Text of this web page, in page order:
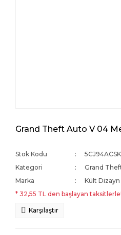
Grand Theft Auto V 04
Stok Kodu
Kategori
Grand
Marka
Kült Dizayn
* 32,55 TL den başlayan taksitlerle!
Karşılaştır